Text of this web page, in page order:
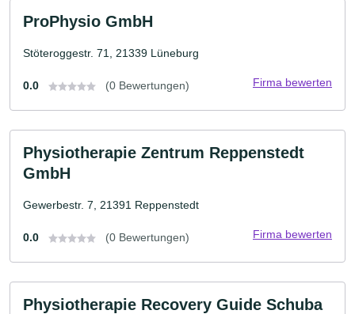
ProPhysio GmbH
Stöteroggestr. 71, 21339 Lüneburg
0.0 (0 Bewertungen) Firma bewerten
Physiotherapie Zentrum Reppenstedt
GmbH
Gewerbestr. 7, 21391 Reppenstedt
0.0 (0 Bewertungen) Firma bewerten
Physiotherapie Recovery Guide Schuba